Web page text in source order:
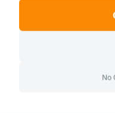
一个
支
No